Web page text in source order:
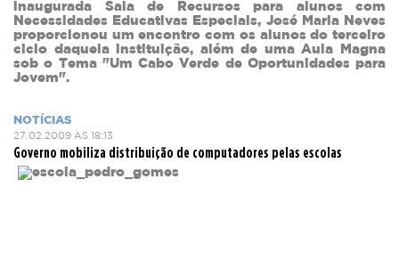
inaugurada Sala de Recursos para alunos com
Necessidades Educativas Especiais, José Maria Neves
proporcionou um encontro com os alunos do terceiro
ciclo daquela instituição, além de uma Aula Magna
sob o Tema "Um Cabo Verde de Oportunidades para
Jovem".
NOTÍCIAS
27.02.2009 ÀS 18:13
Governo mobiliza distribuição de computadores pelas escolas